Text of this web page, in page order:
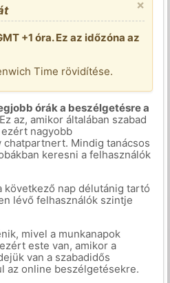
×
+1 óra. Ez az időzóna az
Time rövidítése.
órák a beszélgetésre a
az, amikor általában szabad
nagyobb
Mindig tanácsos
keresni a felhasználók
következő nap délutánig tartó
lévő felhasználók szintje
mivel a munkanapok
este van, amikor a
van a szabadidős
az online beszélgetésekre.